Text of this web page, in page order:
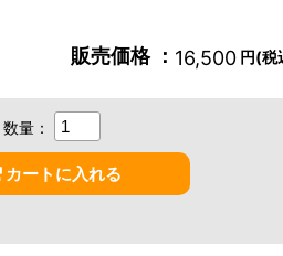
販売価格 ： 16,500 円(税
数量：
カートに入れる